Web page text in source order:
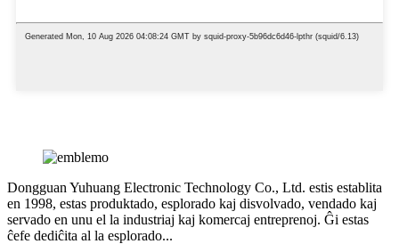
Dongguan Yuhuang Electronic Technology Co., Ltd. estis establita
en 1998, estas produktado, esplorado kaj disvolvado, vendado kaj
servado en unu el la industriaj kaj komercaj entreprenoj. Ĝi estas
ĉefe dediĉita al la esplorado...